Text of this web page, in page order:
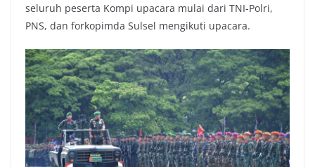
seluruh peserta Kompi upacara mulai dari TNI-Polri,
PNS, dan forkopimda Sulsel mengikuti upacara.